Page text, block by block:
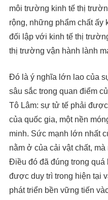
môi trường kinh tế thị
rộng, những phẩm chất ấy
đối lập với kinh tế thị
thị trường vận hành lành
Đó là ý nghĩa lớn lao của
sâu sắc trong quan điểm
Tô Lâm: sự tử tế phải
của quốc gia, một nền
minh. Sức mạnh lớn nhất
nằm ở của cải vật chất,
Điều đó đã đúng trong
được duy trì trong hiện tại
phát triển bền vững tiến